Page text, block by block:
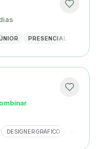
PRESENCIAL
·
DESIGNER GRÁFICO